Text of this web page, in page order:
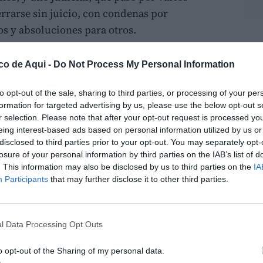
de Aqui - Do Not Process My Personal Information
opt-out of the sale, sharing to third parties, or processing of your
for targeted advertising by us, please use the below opt-out
selection. Please note that after your opt-out request is processed
interest-based ads based on personal information utilized by us
to third parties prior to your opt-out. You may separately
of your personal information by third parties on the IAB’s list of
This information may also be disclosed by us to third parties on the
Participants that may further disclose it to other third parties.
Data Processing Opt Outs
opt-out of the Sharing of my personal data.
sin juicio, con condenas por
y absoluciones para otros.
con conclusiones
Francisco Camps al frente de la
de Valencia— Les Corts abrieron una
Sus conclusiones, cerradas en agosto de
absoluta del PP, calificaron el siniestro de
exclusivamente al exceso de
de la línea y descartaron
oposición de izquierdas rechazó ese
el accidente pudo evitarse, que la línea
debían depurarse responsabilidades